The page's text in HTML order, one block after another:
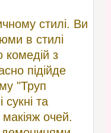
стилі. Ви
в стилі
комедій з
підійде
"Труп
сукні та
макіяж очей.